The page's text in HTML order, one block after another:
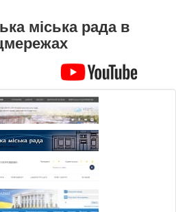
міська рада в